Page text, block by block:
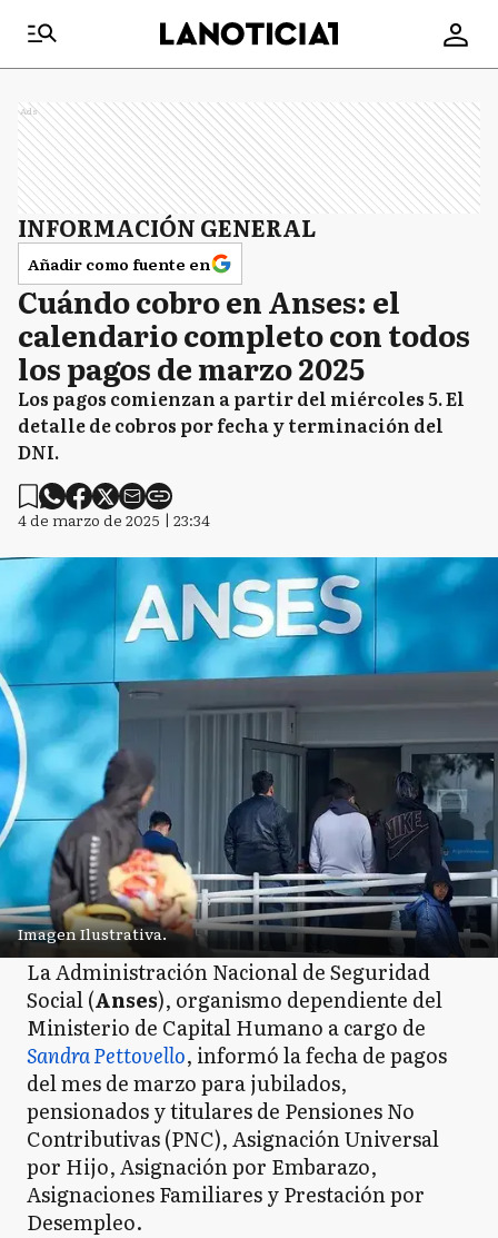
Ads
INFORMACIÓN GENERAL
Añadir como fuente en
Cuándo cobro en Anses: el
calendario completo con todos
los pagos de marzo 2025
Los pagos comienzan a partir del miércoles 5. El
detalle de cobros por fecha y terminación del
DNI.
4 de marzo de 2025 | 23:34
Imagen Ilustrativa.
La Administración Nacional de Seguridad
Social (Anses), organismo dependiente del
Ministerio de Capital Humano a cargo de
Sandra Pettovello, informó la fecha de pagos
del mes de marzo para jubilados,
pensionados y titulares de Pensiones No
Contributivas (PNC), Asignación Universal
por Hijo, Asignación por Embarazo,
Asignaciones Familiares y Prestación por
Desempleo.